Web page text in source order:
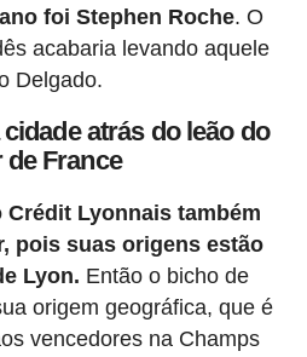
foi Stephen Roche. O
acabaria levando aquele
Delgado.
atrás do leão do
de France
Crédit Lyonnais também
pois suas origens estão
Lyon. Então o bicho de
origem geográfica, que é
vencedores na Champs